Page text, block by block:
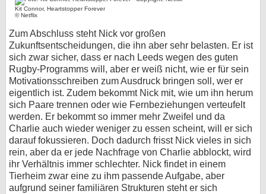
Kit Connor, Heartstopper Forever
© Netflix
Zum Abschluss steht Nick vor großen
Zukunftsentscheidungen, die ihn aber sehr belasten. Er ist
sich zwar sicher, dass er nach Leeds wegen des guten
Rugby-Programms will, aber er weiß nicht, wie er für sein
Motivationsschreiben zum Ausdruck bringen soll, wer er
eigentlich ist. Zudem bekommt Nick mit, wie um ihn herum
sich Paare trennen oder wie Fernbeziehungen verteufelt
werden. Er bekommt so immer mehr Zweifel und da
Charlie auch wieder weniger zu essen scheint, will er sich
darauf fokussieren. Doch dadurch frisst Nick vieles in sich
rein, aber da er jede Nachfrage von Charlie abblockt, wird
ihr Verhältnis immer schlechter. Nick findet in einem
Tierheim zwar eine zu ihm passende Aufgabe, aber
aufgrund seiner familiären Strukturen steht er sich